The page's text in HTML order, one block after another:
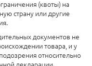
(квоты) на
страну или другие
документов не
товара, и у
относительно
декларации.